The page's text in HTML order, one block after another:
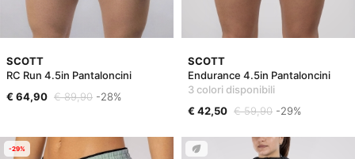
SCOTT
RC Run 4.5in Pantaloncini
€ 64,90 € 89,90 -28%
SCOTT
Endurance 4.5in Pantaloncini
3 colori disponibili
€ 42,50 € 59,90 -29%
-29%